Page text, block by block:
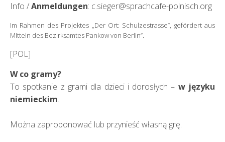
Info /Anmeldungen: c.sieger@sprachcafe-polnisch.org
Im Rahmen des Projektes „Der Ort: Schulzestrasse“, gefördert aus
Mitteln des Bezirksamtes Pankow von Berlin“.
[POL]
W co gramy?
To spotkanie z grami dla dzieci i dorosłych – w języku
niemieckim.
Można zaproponować lub przynieść własną grę.